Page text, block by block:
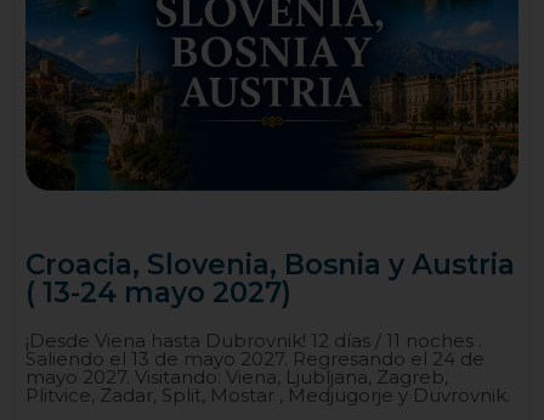
Croacia, Slovenia, Bosnia y Austria
( 13-24 mayo 2027)
¡Desde Viena hasta Dubrovnik! 12 días / 11 noches .
Saliendo el 13 de mayo 2027. Regresando el 24 de
mayo 2027. Visitando: Viena, Ljubljana, Zagreb,
Plitvice, Zadar, Split, Mostar , Medjugorje y Duvrovnik.